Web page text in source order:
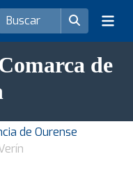
de
de Ourense